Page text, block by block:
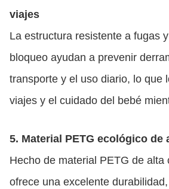
viajes
La estructura resistente a fugas
bloqueo ayudan a prevenir
transporte y el uso diario, lo que
viajes y el cuidado del bebé
5. Material PETG ecológico de
Hecho de material PETG de alta
ofrece una excelente